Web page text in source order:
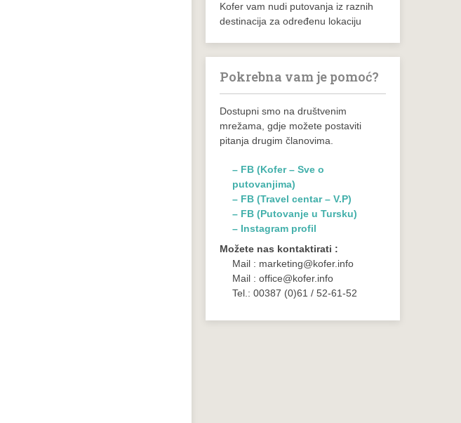
Kofer vam nudi putovanja iz raznih
destinacija za određenu lokaciju
Pokrebna vam je pomoć?
Dostupni smo na društvenim
mrežama, gdje možete postaviti
pitanja drugim članovima.
– FB (Kofer – Sve o
putovanjima)
– FB (Travel centar – V.P)
– FB (Putovanje u Tursku)
– Instagram profil
Možete nas kontaktirati :
Mail : marketing@kofer.info
Mail : office@kofer.info
Tel.: 00387 (0)61 / 52-61-52